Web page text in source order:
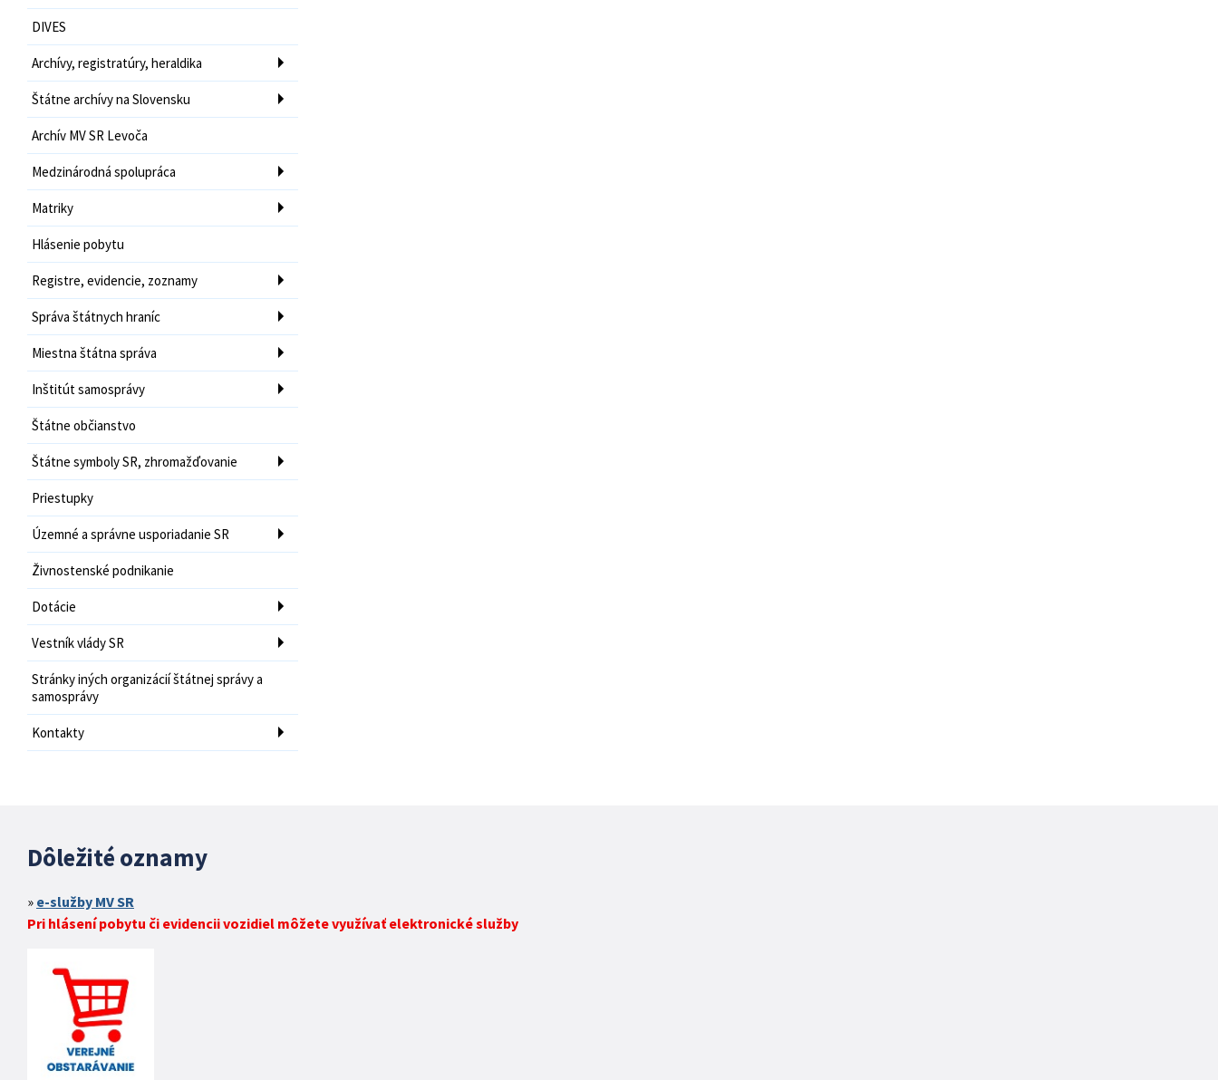
DIVES
Archívy, registratúry, heraldika
Štátne archívy na Slovensku
Archív MV SR Levoča
Medzinárodná spolupráca
Matriky
Hlásenie pobytu
Registre, evidencie, zoznamy
Správa štátnych hraníc
Miestna štátna správa
Inštitút samosprávy
Štátne občianstvo
Štátne symboly SR, zhromažďovanie
Priestupky
Územné a správne usporiadanie SR
Živnostenské podnikanie
Dotácie
Vestník vlády SR
Stránky iných organizácií štátnej správy a
samosprávy
Kontakty
Dôležité oznamy
e-služby MV SR
Pri hlásení pobytu či evidencii vozidiel môžete využívať elektronické služby